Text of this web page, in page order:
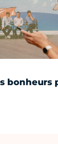
bonheurs